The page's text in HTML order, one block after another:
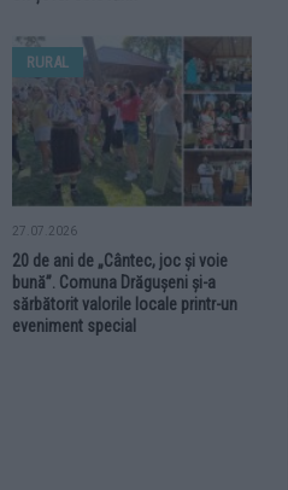
RURAL
27.07.2026
20 de ani de „Cântec, joc și voie
bună”. Comuna Drăgușeni și-a
sărbătorit valorile locale printr-un
eveniment special